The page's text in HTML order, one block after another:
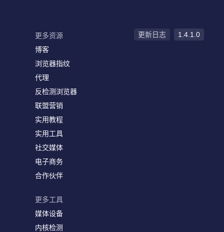
更多资源
博客
浏览器指纹
代理
反检测浏览器
联盟营销
实用教程
实用工具
社交媒体
电子商务
合作伙伴
更多工具
媒体设备
内核检测
更新日志 1.4.1.0